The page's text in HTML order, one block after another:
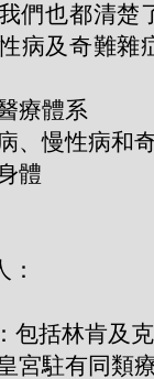
們也都清楚
病及奇難雜
療體系
、慢性病和
體
包括林肯及
宮駐有同類